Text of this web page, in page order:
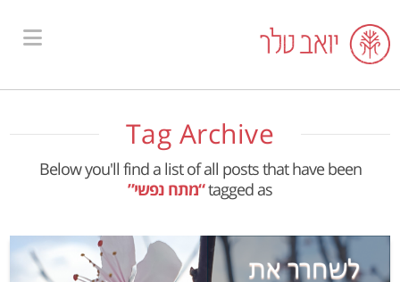
Tag Archive
Below you'll find a list of all posts that have been
tagged as“מתח נפשי”